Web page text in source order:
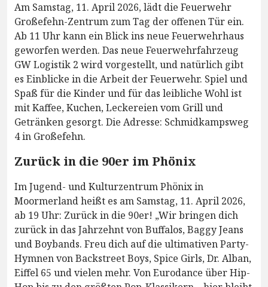
Am Samstag, 11. April 2026, lädt die Feuerwehr
Großefehn-Zentrum zum Tag der offenen Tür ein.
Ab 11 Uhr kann ein Blick ins neue Feuerwehrhaus
geworfen werden. Das neue Feuerwehrfahrzeug
GW Logistik 2 wird vorgestellt, und natürlich gibt
es Einblicke in die Arbeit der Feuerwehr. Spiel und
Spaß für die Kinder und für das leibliche Wohl ist
mit Kaffee, Kuchen, Leckereien vom Grill und
Getränken gesorgt. Die Adresse: Schmidkampsweg
4 in Großefehn.
Zurück in die 90er im Phönix
Im Jugend- und Kulturzentrum Phönix in
Moormerland heißt es am Samstag, 11. April 2026,
ab 19 Uhr: Zurück in die 90er! „Wir bringen dich
zurück in das Jahrzehnt von Buffalos, Baggy Jeans
und Boybands. Freu dich auf die ultimativen Party-
Hymnen von Backstreet Boys, Spice Girls, Dr. Alban,
Eiffel 65 und vielen mehr. Von Eurodance über Hip-